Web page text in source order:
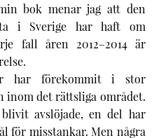
bok menar jag att den
i Sverige har haft om
fall åren 2012–2014 är
har förekommit i stor
inom det rättsliga området.
avslöjade, en del har
för misstankar. Men några